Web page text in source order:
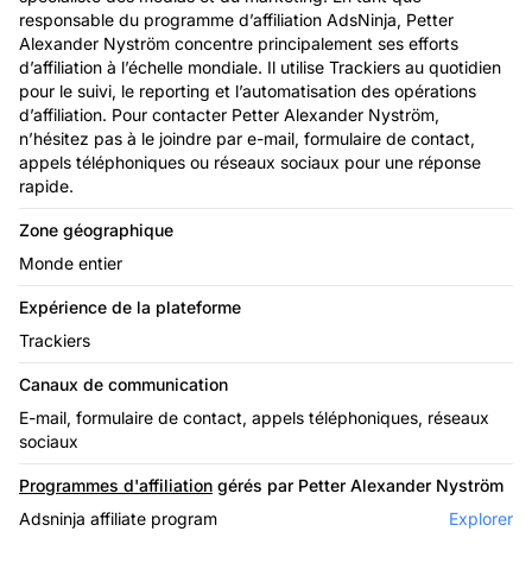
responsable du programme d’affiliation AdsNinja, Petter
Alexander Nyström concentre principalement ses efforts
d’affiliation à l’échelle mondiale. Il utilise Trackiers au quotidien
pour le suivi, le reporting et l’automatisation des opérations
d’affiliation. Pour contacter Petter Alexander Nyström,
n’hésitez pas à le joindre par e-mail, formulaire de contact,
appels téléphoniques ou réseaux sociaux pour une réponse
rapide.
Zone géographique
Monde entier
Expérience de la plateforme
Trackiers
Canaux de communication
E-mail, formulaire de contact, appels téléphoniques, réseaux
sociaux
Programmes d'affiliation gérés par Petter Alexander Nyström
Adsninja affiliate program
Explorer